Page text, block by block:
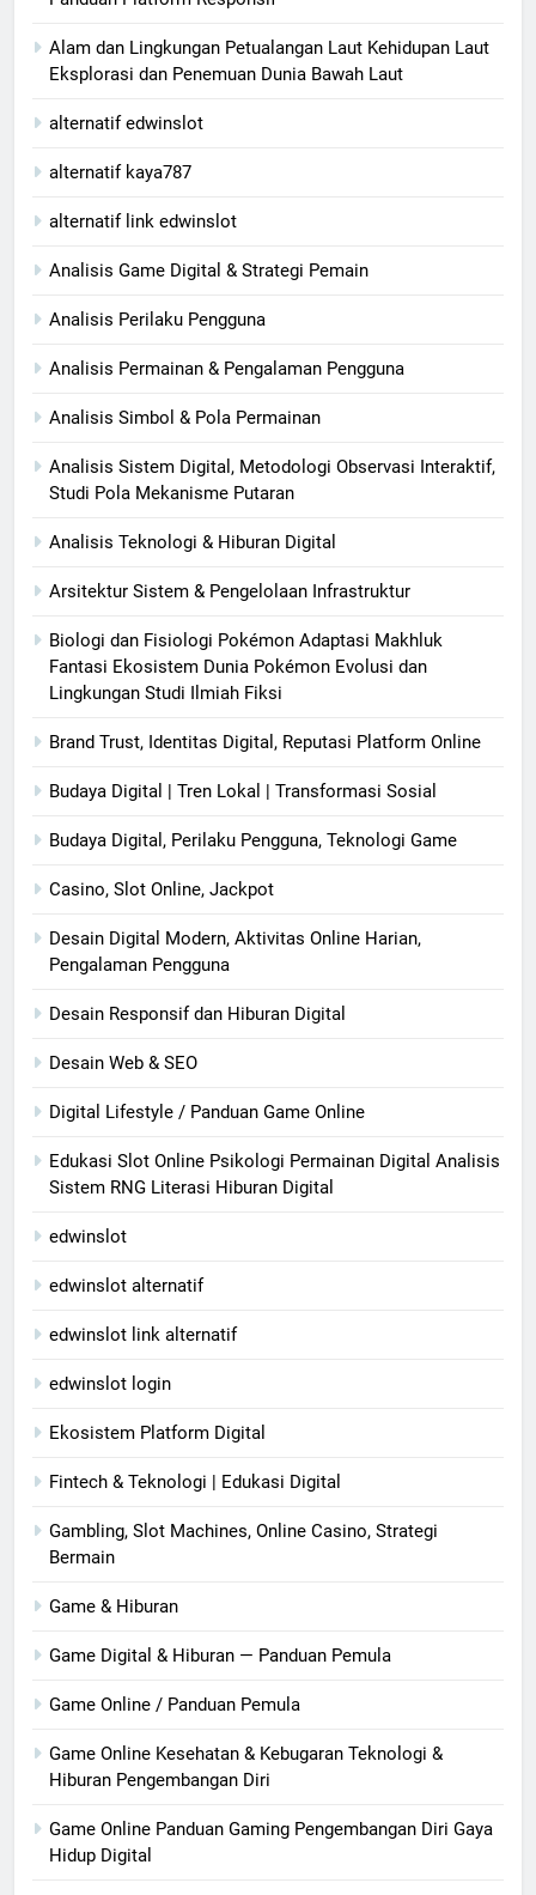
Alam dan Lingkungan Petualangan Laut Kehidupan Laut
Eksplorasi dan Penemuan Dunia Bawah Laut
alternatif edwinslot
alternatif kaya787
alternatif link edwinslot
Analisis Game Digital & Strategi Pemain
Analisis Perilaku Pengguna
Analisis Permainan & Pengalaman Pengguna
Analisis Simbol & Pola Permainan
Analisis Sistem Digital, Metodologi Observasi Interaktif,
Studi Pola Mekanisme Putaran
Analisis Teknologi & Hiburan Digital
Arsitektur Sistem & Pengelolaan Infrastruktur
Biologi dan Fisiologi Pokémon Adaptasi Makhluk
Fantasi Ekosistem Dunia Pokémon Evolusi dan
Lingkungan Studi Ilmiah Fiksi
Brand Trust, Identitas Digital, Reputasi Platform Online
Budaya Digital | Tren Lokal | Transformasi Sosial
Budaya Digital, Perilaku Pengguna, Teknologi Game
Casino, Slot Online, Jackpot
Desain Digital Modern, Aktivitas Online Harian,
Pengalaman Pengguna
Desain Responsif dan Hiburan Digital
Desain Web & SEO
Digital Lifestyle / Panduan Game Online
Edukasi Slot Online Psikologi Permainan Digital Analisis
Sistem RNG Literasi Hiburan Digital
edwinslot
edwinslot alternatif
edwinslot link alternatif
edwinslot login
Ekosistem Platform Digital
Fintech & Teknologi | Edukasi Digital
Gambling, Slot Machines, Online Casino, Strategi
Bermain
Game & Hiburan
Game Digital & Hiburan — Panduan Pemula
Game Online / Panduan Pemula
Game Online Kesehatan & Kebugaran Teknologi &
Hiburan Pengembangan Diri
Game Online Panduan Gaming Pengembangan Diri Gaya
Hidup Digital